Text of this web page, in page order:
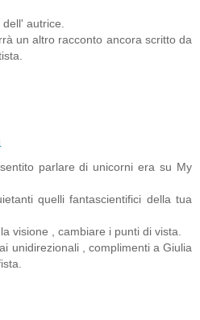
autrice.
un altro racconto ancora scritto da
parlare di unicorni era su My
quelli fantascientifici della tua
visione , cambiare i punti di vista.
unidirezionali , complimenti a Giulia